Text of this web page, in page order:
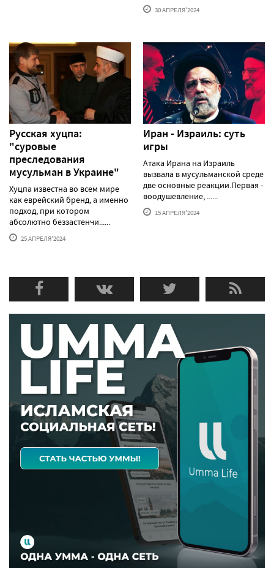
30 АПРЕЛЯ'2024
Русская хуцпа:
"суровые
преследования
мусульман в Украине"
Хуцпа известна во всем мире
как еврейский бренд, а именно
подход, при котором
абсолютно беззастенчи......
25 АПРЕЛЯ'2024
Иран - Израиль: суть
игры
Атака Ирана на Израиль
вызвала в мусульманской среде
две основные реакции.Первая -
воодушевление, ......
15 АПРЕЛЯ'2024